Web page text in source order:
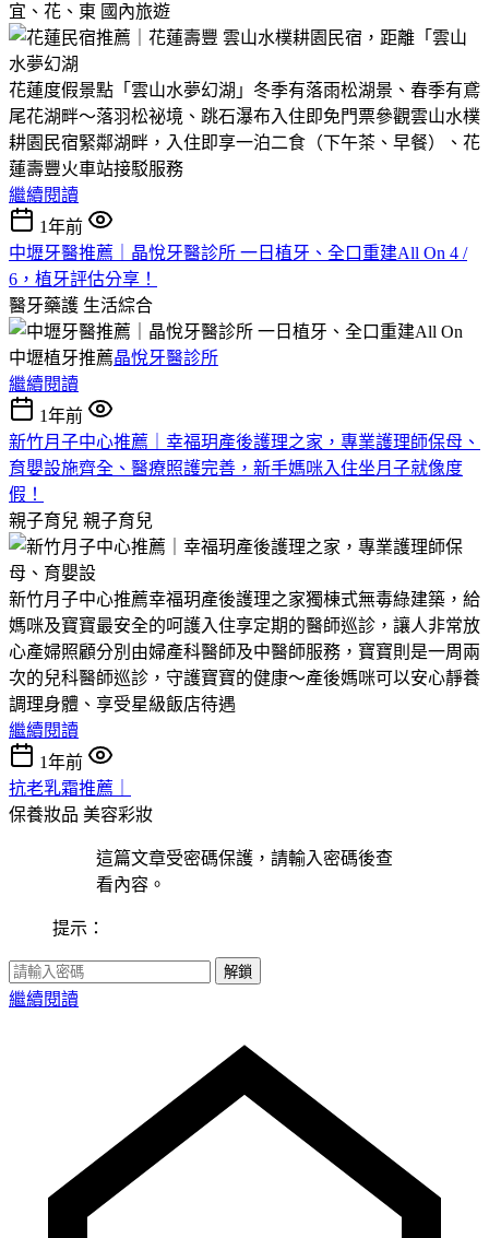
宜、花、東 國內旅遊
花蓮度假景點「雲山水夢幻湖」冬季有落雨松湖景、春季有鳶
尾花湖畔～落羽松祕境、跳石瀑布入住即免門票參觀雲山水樸
耕園民宿緊鄰湖畔，入住即享一泊二食（下午茶、早餐）、花
蓮壽豐火車站接駁服務
繼續閱讀
1年前
中壢牙醫推薦｜晶悅牙醫診所 一日植牙、全口重建All On 4 /
6，植牙評估分享！
醫牙藥護 生活綜合
中壢植牙推薦晶悅牙醫診所
繼續閱讀
1年前
新竹月子中心推薦｜幸福玥產後護理之家，專業護理師保母、
育嬰設施齊全、醫療照護完善，新手媽咪入住坐月子就像度
假！
親子育兒 親子育兒
新竹月子中心推薦幸福玥產後護理之家獨棟式無毒綠建築，給
媽咪及寶寶最安全的呵護入住享定期的醫師巡診，讓人非常放
心產婦照顧分別由婦產科醫師及中醫師服務，寶寶則是一周兩
次的兒科醫師巡診，守護寶寶的健康～產後媽咪可以安心靜養
調理身體、享受星級飯店待遇
繼續閱讀
1年前
抗老乳霜推薦｜
保養妝品 美容彩妝
這篇文章受密碼保護，請輸入密碼後查
看內容。
提示：
解鎖
繼續閱讀